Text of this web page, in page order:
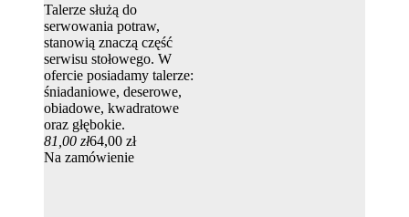
Talerze służą do
serwowania potraw,
stanowią znaczą część
serwisu stołowego. W
ofercie posiadamy talerze:
śniadaniowe, deserowe,
obiadowe, kwadratowe
oraz głębokie.
81,00 zł64,00 zł
Na zamówienie